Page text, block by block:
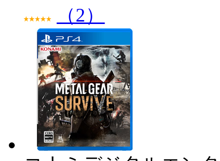
（2）